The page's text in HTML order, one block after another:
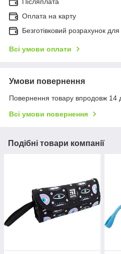
Післяплата
Оплата на карту
Безготівковий розрахунок
Всі умови оплати
Умови повернення
Повернення товару впродовж 14
Всі умови повернення
Подібні товари компанії